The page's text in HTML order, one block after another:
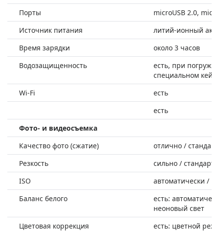
Порты
microUSB 2.0,
Источник питания
литий-ионный
Время зарядки
около 3 часов
Водозащищенность
есть, при
специальном
Wi-Fi
есть
есть
Фото- и видеосъемка
Качество фото (сжатие)
отлично /
Резкость
сильно / стандарт
ISO
автоматически /
Баланс белого
есть:
неоновый свет
Цветовая коррекция
есть: цветной